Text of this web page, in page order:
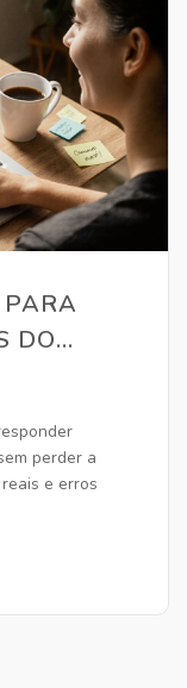
DO
E
perder a
e erros